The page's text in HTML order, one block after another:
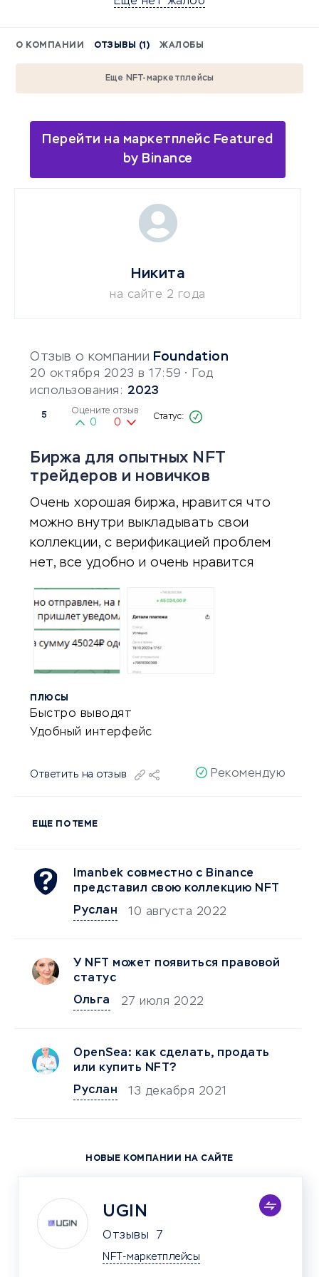
О КОМПАНИИ ОТЗЫВЫ (1) ЖАЛОБЫ
Еще NFT-маркетплейсы
Перейти на маркетплейс Featured
by Binance
Отзыв о компании Foundation
20 октября 2023 в 17:59 • Год
использования: 2023
5 Оцените отзыв
0 0
Биржа для опытных NFT
трейдеров и новичков
Очень хорошая биржа, нравится что
можно внутри выкладывать свои
коллекции, с верификацией проблем
нет, все удобно и очень нравится
ПЛЮСЫ
Быстро выводят
Удобный интерфейс
Ответить на отзыв Рекомендую
ЕЩЕ ПО ТЕМЕ
Imanbek совместно с Binance
представил свою коллекцию NFT
Руслан
10 августа 2022
У NFT может появиться правовой
статус
Ольга
27 июля 2022
OpenSea: как сделать, продать
или купить NFT?
Руслан
13 декабря 2021
Никита
на сайте 2 года
НОВЫЕ КОМПАНИИ НА САЙТЕ
UGIN
Отзывы 7
NFT-маркетплейсы